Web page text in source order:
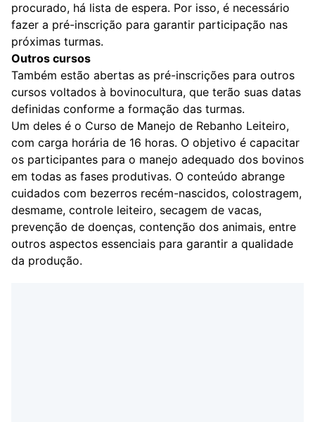
procurado, há lista de espera. Por isso, é necessário
fazer a pré-inscrição para garantir participação nas
próximas turmas.
Outros cursos
Também estão abertas as pré-inscrições para outros
cursos voltados à bovinocultura, que terão suas datas
definidas conforme a formação das turmas.
Um deles é o Curso de Manejo de Rebanho Leiteiro,
com carga horária de 16 horas. O objetivo é capacitar
os participantes para o manejo adequado dos bovinos
em todas as fases produtivas. O conteúdo abrange
cuidados com bezerros recém-nascidos, colostragem,
desmame, controle leiteiro, secagem de vacas,
prevenção de doenças, contenção dos animais, entre
outros aspectos essenciais para garantir a qualidade
da produção.